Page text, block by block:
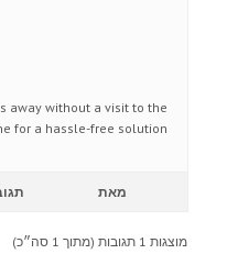
away without a visit to the
for a hassle-free solution.
מאת
מוצגות 1 תגובות (מתוך 1 סה״כ)